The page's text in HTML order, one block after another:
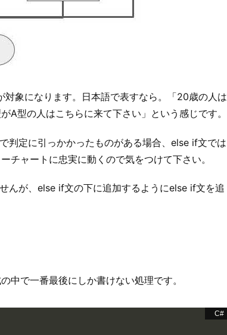
象になります。日本語で表すなら。「20歳の人は
A型の人はこちらに来て下さい」という感じです。
判定に引っかかったものがある場合、else if文では
チャートに忠実に動くので気をつけて下さい。
んが、else if文の下に追加するようにelse if文を追
中で一番最後にしか書けない処理です。